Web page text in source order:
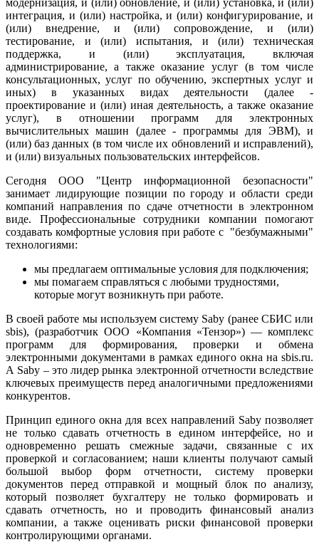
интеграция, и (или) настройка, и (или) конфигурирование, и
(или) внедрение, и (или) сопровождение, и (или)
тестирование, и (или) испытания, и (или) техническая
поддержка, и (или) эксплуатация, включая
администрирование, а также оказание услуг (в том числе
консультационных, услуг по обучению, экспертных услуг и
иных) в указанных видах деятельности (далее -
проектирование и (или) иная деятельность, а также оказание
услуг), в отношении программ для электронных
вычислительных машин (далее - программы для ЭВМ), и
(или) баз данных (в том числе их обновлений и исправлений),
и (или) визуальных пользовательских интерфейсов.
Сегодня ООО "Центр информационной безопасности"
занимает лидирующие позиции по городу и области среди
компаний направления по сдаче отчетности в электронном
виде. Профессиональные сотрудники компании помогают
создавать комфортные условия при работе с "безбумажными"
технологиями:
мы предлагаем оптимальные условия для подключения;
мы помагаем справляться с любыми трудностями,
которые могут возникнуть при работе.
В своей работе мы используем систему Saby (ранее СБИС или
sbis), (разработчик ООО «Компания «Тензор») — комплекс
программ для формирования, проверки и обмена
электронными документами в рамках единого окна на sbis.ru.
А Saby – это лидер рынка электронной отчетности вследствие
ключевых преимуществ перед аналогичными предложениями
конкурентов.
Принцип единого окна для всех направлений Saby позволяет
не только сдавать отчетность в едином интерфейсе, но и
одновременно решать смежные задачи, связанные с их
проверкой и согласованием; наши клиенты получают самый
большой выбор форм отчетности, систему проверки
документов перед отправкой и мощный блок по анализу,
который позволяет бухгалтеру не только формировать и
сдавать отчетность, но и проводить финансовый анализ
компании, а также оценивать риски финансовой проверки
контролирующими органами.